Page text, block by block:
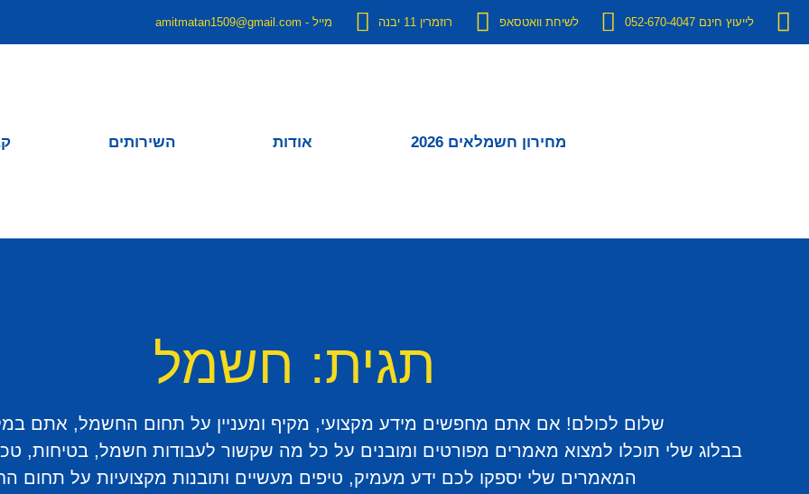
לייעוץ חינם 052-670-4047 לשיחת וואטסאפ רוזמרין 11 יבנה מייל - amitmatan1509@gmail.com
מחירון חשמלאים 2026 אודות השירותים
תגית: חשמל
שלום לכולם! אם אתם מחפשים מידע מקצועי, מקיף ומעניין על תחום החשמל, אתם
בבלוג שלי תוכלו למצוא מאמרים מפורטים ומובנים על כל מה שקשור לעבודות חשמל, בטיחות,
המאמרים שלי יספקו לכם ידע מעמיק, טיפים מעשיים ותובנות מקצועיות על תחום